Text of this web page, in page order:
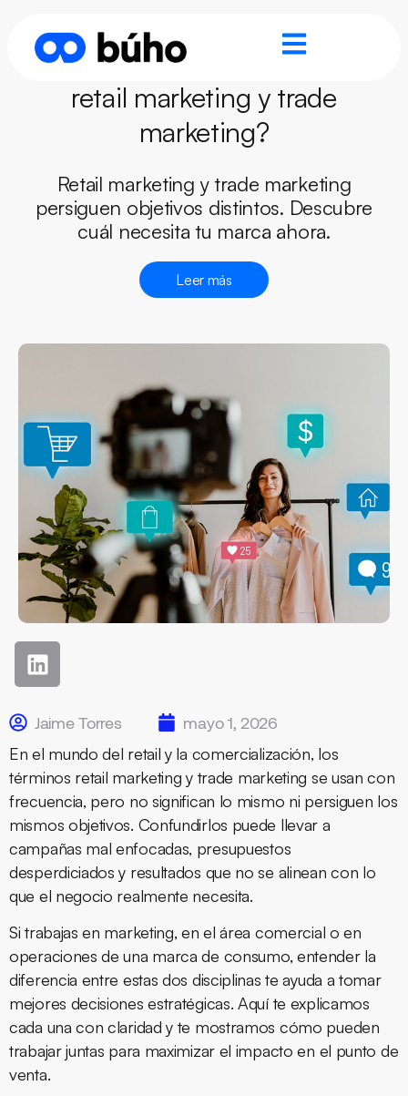
¿Cuál es la diferencia entre
retail marketing y trade
marketing?
Retail marketing y trade marketing
persiguen objetivos distintos. Descubre
cuál necesita tu marca ahora.
Leer más
Jaime Torres
mayo 1, 2026
En el mundo del retail y la comercialización, los
términos retail marketing y trade marketing se usan con
frecuencia, pero no significan lo mismo ni persiguen los
mismos objetivos. Confundirlos puede llevar a
campañas mal enfocadas, presupuestos
desperdiciados y resultados que no se alinean con lo
que el negocio realmente necesita.
Si trabajas en marketing, en el área comercial o en
operaciones de una marca de consumo, entender la
diferencia entre estas dos disciplinas te ayuda a tomar
mejores decisiones estratégicas. Aquí te explicamos
cada una con claridad y te mostramos cómo pueden
trabajar juntas para maximizar el impacto en el punto de
venta.